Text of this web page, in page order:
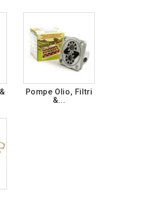
Pompe Olio, Filtri
&...